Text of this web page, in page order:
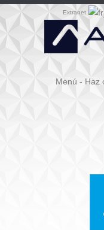
Extranet
Menú - Haz